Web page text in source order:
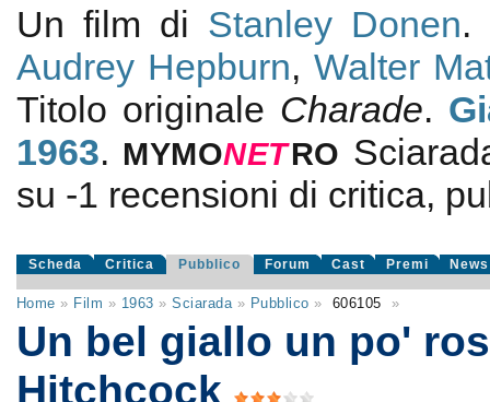
Un film di Stanley Donen.
Audrey Hepburn, Walter
Titolo originale Charade.
1963. MYMONETRO
su -1 recensioni di critica,
Scheda Critica Pubblico Forum Cast Premi News
Home » Film » 1963 »Sciarada» Pubblico » 606105 »
Un bel giallo un po'
Hitchcock